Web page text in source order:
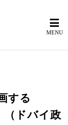
する
（ドバイ政